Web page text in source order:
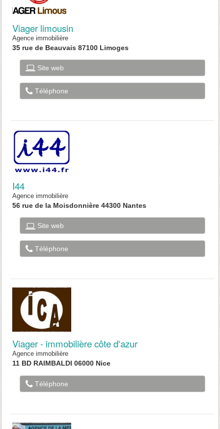
Viager limousin
Agence immobilière
35 rue de Beauvais 87100 Limoges
Site web
Téléphone
I44
Agence immobilière
56 rue de la Moisdonnière 44300 Nantes
Site web
Téléphone
Viager - immobilière côte d'azur
Agence immobilière
11 BD RAIMBALDI 06000 Nice
Téléphone